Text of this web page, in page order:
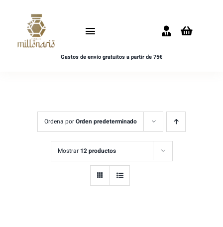
contenido
Toggle
Navigation
Gastos de envío gratuitos a partir de 75€
Ordena porOrden predeterminado
Mostrar 12 productos